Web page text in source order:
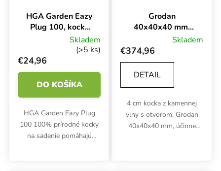
HGA Garden Eazy
Plug 100, kocky
na sadenie 100 ks
Skladem
(>5 ks)
€24,96
DO KOŠÍKA
HGA Garden Eazy Plug
100 100% prírodné kocky
na sadenie pomáhajú
Grodan
40x40x40 mm,
Kocky na sadenie
z kamennej vlny s
otvorom, BOX
2250 ks
Skladem
€374,96
DETAIL
4 cm kocka z kamennej
vlny s otvorom, Grodan
40x40x40 mm, účinne